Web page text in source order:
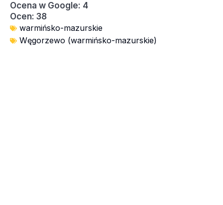
Ocena w Google: 4
Ocen: 38
warmińsko-mazurskie
Węgorzewo (warmińsko-mazurskie)